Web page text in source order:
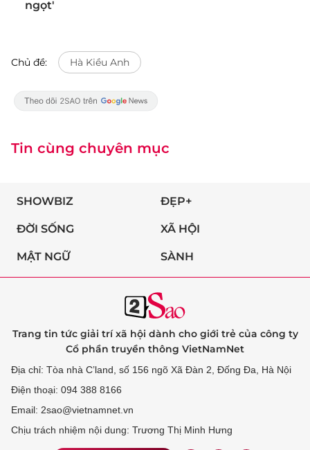
ngọt'
Chủ đề: Hà Kiều Anh
Tin cùng chuyên mục
SHOWBIZ ĐẸP+
ĐỜI SỐNG XÃ HỘI
MẬT NGỮ SÀNH
Trang tin tức giải trí xã hội dành cho giới trẻ của công ty
Cổ phần truyền thông VietNamNet
Địa chỉ: Tòa nhà C’land, số 156 ngõ Xã Đàn 2, Đống Đa, Hà Nội
Điện thoại: 094 388 8166
Email: 2sao@vietnamnet.vn
Chịu trách nhiệm nội dung: Trương Thị Minh Hưng